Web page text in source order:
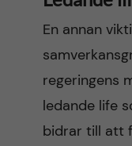
En annan
regeringens
ledande life
bidrar till att